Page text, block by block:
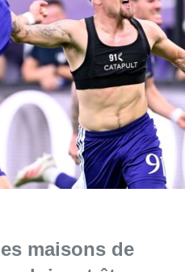
maisons de